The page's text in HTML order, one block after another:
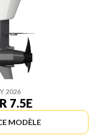
2026
7.5E
MODÈLE